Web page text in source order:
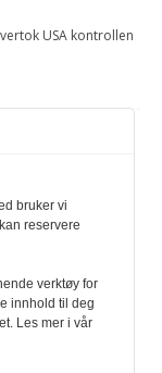
USA kontrollen
fra forrige
For å lese
Velg
bruker vi
reservere
verktøy for
innhold til deg
Les mer i vår